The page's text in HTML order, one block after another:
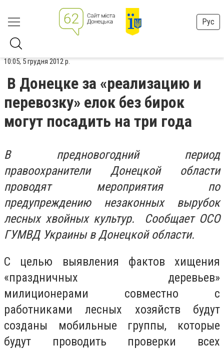
Рус
10:05, 5 грудня 2012 р.
В Донецке за «реализацию и
перевозку» елок без бирок
могут посадить на три года
В предновогодний период
правоохранители Донецкой области
проводят мероприятия по
предупреждению незаконных вырубок
лесных хвойных культур. Сообщает ОСО
ГУМВД Украины в Донецкой области.
С целью выявления фактов хищения
«праздничных деревьев»
милиционерами совместно с
работниками лесных хозяйств будут
созданы мобильные группы, которые
будут проводить проверки всех